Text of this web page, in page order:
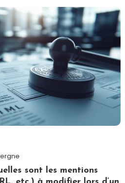
sont les mentions